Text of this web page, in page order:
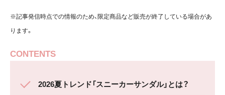
※記事発信時点での情報のため、限定商品など販売が終了している場合があ
ります。
CONTENTS
2026夏トレンド「スニーカーサンダル」とは？